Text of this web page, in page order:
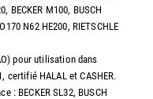
BECKER M100, BUSCH
N62 HE200, RIETSCHLE
pour utilisation dans
HALAL et CASHER.
: BECKER SL32, BUSCH